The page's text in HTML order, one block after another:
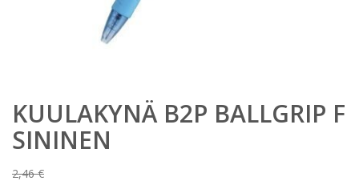
KUULAKYNÄ B2P BALLGRIP F
SININEN
2,46€